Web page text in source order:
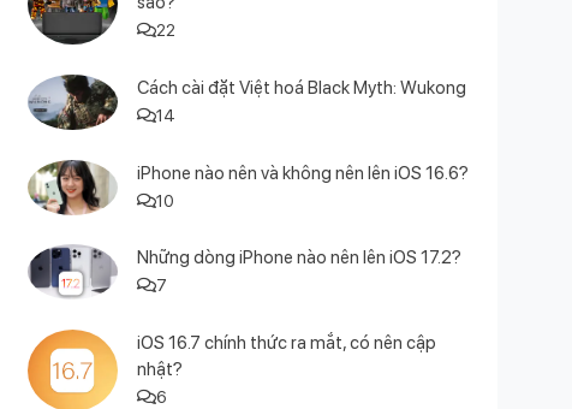
22
Cách cài đặt Việt hoá Black Myth: Wukong
14
iPhone nào nên và không nên lên iOS 16.6?
10
Những dòng iPhone nào nên lên iOS 17.2?
7
iOS 16.7 chính thức ra mắt, có nên cập
nhật?
6